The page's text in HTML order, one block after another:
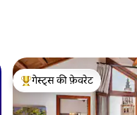
गेस्ट्स का टॉप फ़ेवरेट
गेस्ट्स की फ़ेवरेट